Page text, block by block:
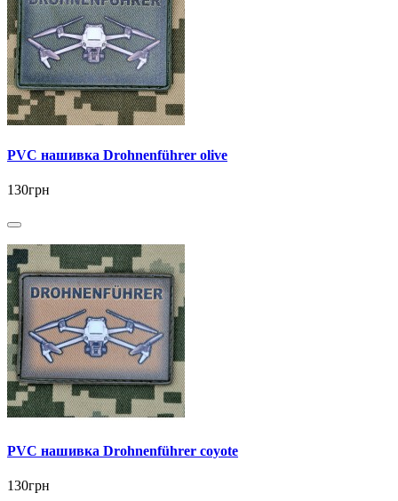
PVC нашивка Drohnenführer olive
130грн
PVC нашивка Drohnenführer coyote
130грн